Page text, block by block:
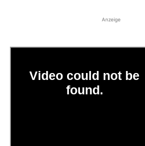
Anzeige